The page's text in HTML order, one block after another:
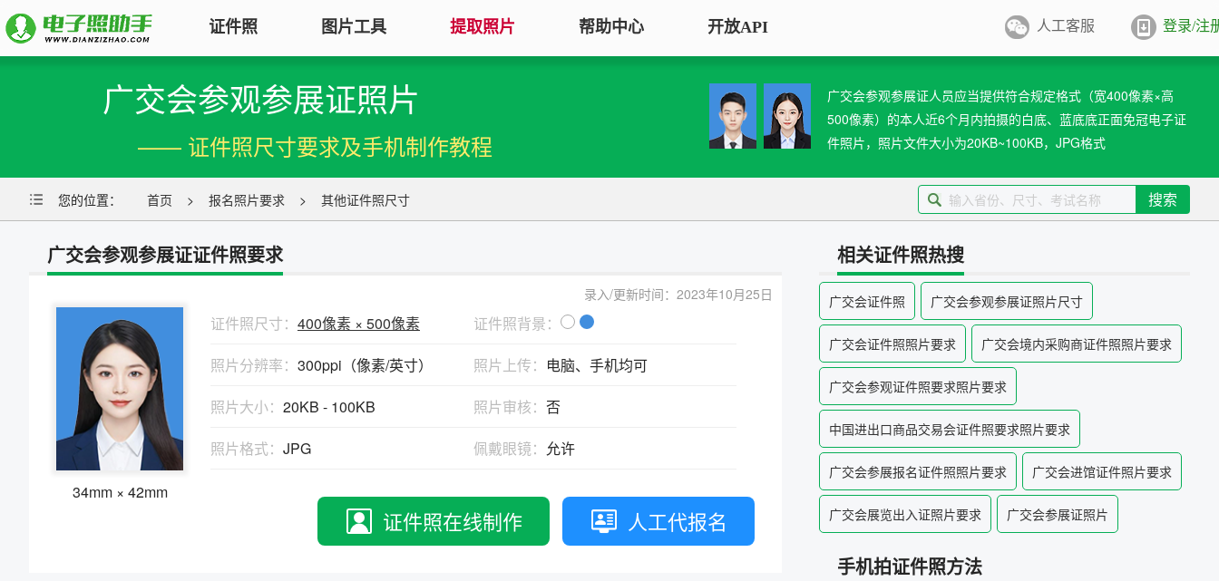
证件照
证件照电子版制作
一寸照片|二寸照片|五寸照片
报名照片
普通话|三支一扶
批量处理证件照
照片换背景色、修改尺寸、压缩KB
高效批量改图，会员低至0.25元
证件照回执
社保卡|居住证
网约车证|
特色服务专区
上传照片包过审 | 全程报名
免费定制证件照小程序
证件照采集系统
全国中小学生学籍照片采集系统
银行社保卡照片采集系统
退役军人优待证照片采集系统
中小学证件照采集系统
高校证件照采集系统
制卡印刷&照片采集一体化平台
图片工具
图片压缩
图片合并
图片加水印
Logo
图片去水印
涂抹轻松去掉照片上的水印、杂
物、瑕疵和斑点
化一键搞定
图片改分辨率（DPI/PPI）
换算图片尺寸常见单位，如毫米、
像素、分辨率
图片彩色转黑白灰
拟打印效果
证件照排版
将单张证件照排版至5寸/6寸相纸，
用于打印
常用文档纸张尺寸
A3/A4/B5/营业执照/身份证/毕业证
提取照片 帮助中心 开放API 人工客服 登录/注
广交会参观参展证照片
—— 证件照尺寸要求及手机制作教程
广交会参观参展证人员应当提供符合规定格式（宽400像素×高
500像素）的本人近6个月内拍摄的白底、蓝底底正面免冠电子证
件照片，照片文件大小为20KB~100KB，JPG格式
您的位置： 首页 > 报名照片要求 > 其他证件照尺寸 搜索
广交会参观参展证证件照要求
录入/更新时间：2023年10月25日
34mm × 42mm
证件照尺寸： 400像素 × 500像素
证件照背景：
照片分辨率： 300ppi（像素/英寸） 照片上传： 电脑、手机均可
照片大小： 20KB - 100KB 照片审核： 否
照片格式： JPG 佩戴眼镜： 允许
证件照在线制作 人工代报名
相关证件照热搜
广交会证件照 广交会参观参展证照片尺寸
广交会证件照照片要求 广交会境内采购商证件照照片要求
广交会参观证件照要求照片要求
中国进出口商品交易会证件照要求照片要求
广交会参展报名证件照照片要求 广交会进馆证件照片要求
广交会展览出入证照片要求 广交会参展证照片
手机拍证件照方法